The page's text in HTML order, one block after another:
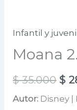
Infantil y juvenil
Moana
$35.000 El
$
Autor: Disney |